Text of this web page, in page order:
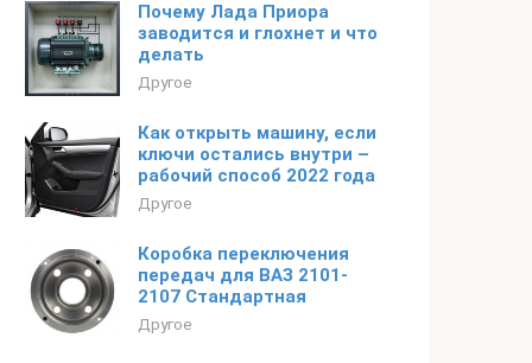
Почему Лада Приора
заводится и глохнет и что
делать
Другое
Как открыть машину, если
ключи остались внутри –
рабочий способ 2022 года
Другое
Коробка переключения
передач для ВАЗ 2101-
2107 Стандартная
Другое